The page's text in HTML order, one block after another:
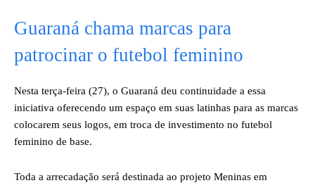
Guaraná chama marcas para
patrocinar o futebol feminino
Nesta terça-feira (27), o Guaraná deu continuidade a essa
iniciativa oferecendo um espaço em suas latinhas para as marcas
colocarem seus logos, em troca de investimento no futebol
feminino de base.
Toda a arrecadação será destinada ao projeto Meninas em